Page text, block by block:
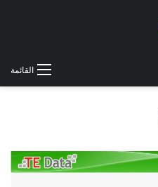
القائمة